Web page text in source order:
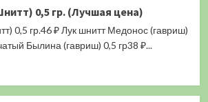
0,5 гр. (Лучшая цена)
0,5 гр.46 ₽ Лук шнитт Медонос (гавриш)
Былина (гавриш) 0,5 гр38 ₽...